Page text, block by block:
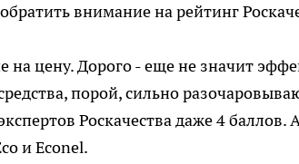
внимание на рейтинг
на цену. Дорого - еще не значит
порой, сильно
Роскачества даже 4
и Econel.